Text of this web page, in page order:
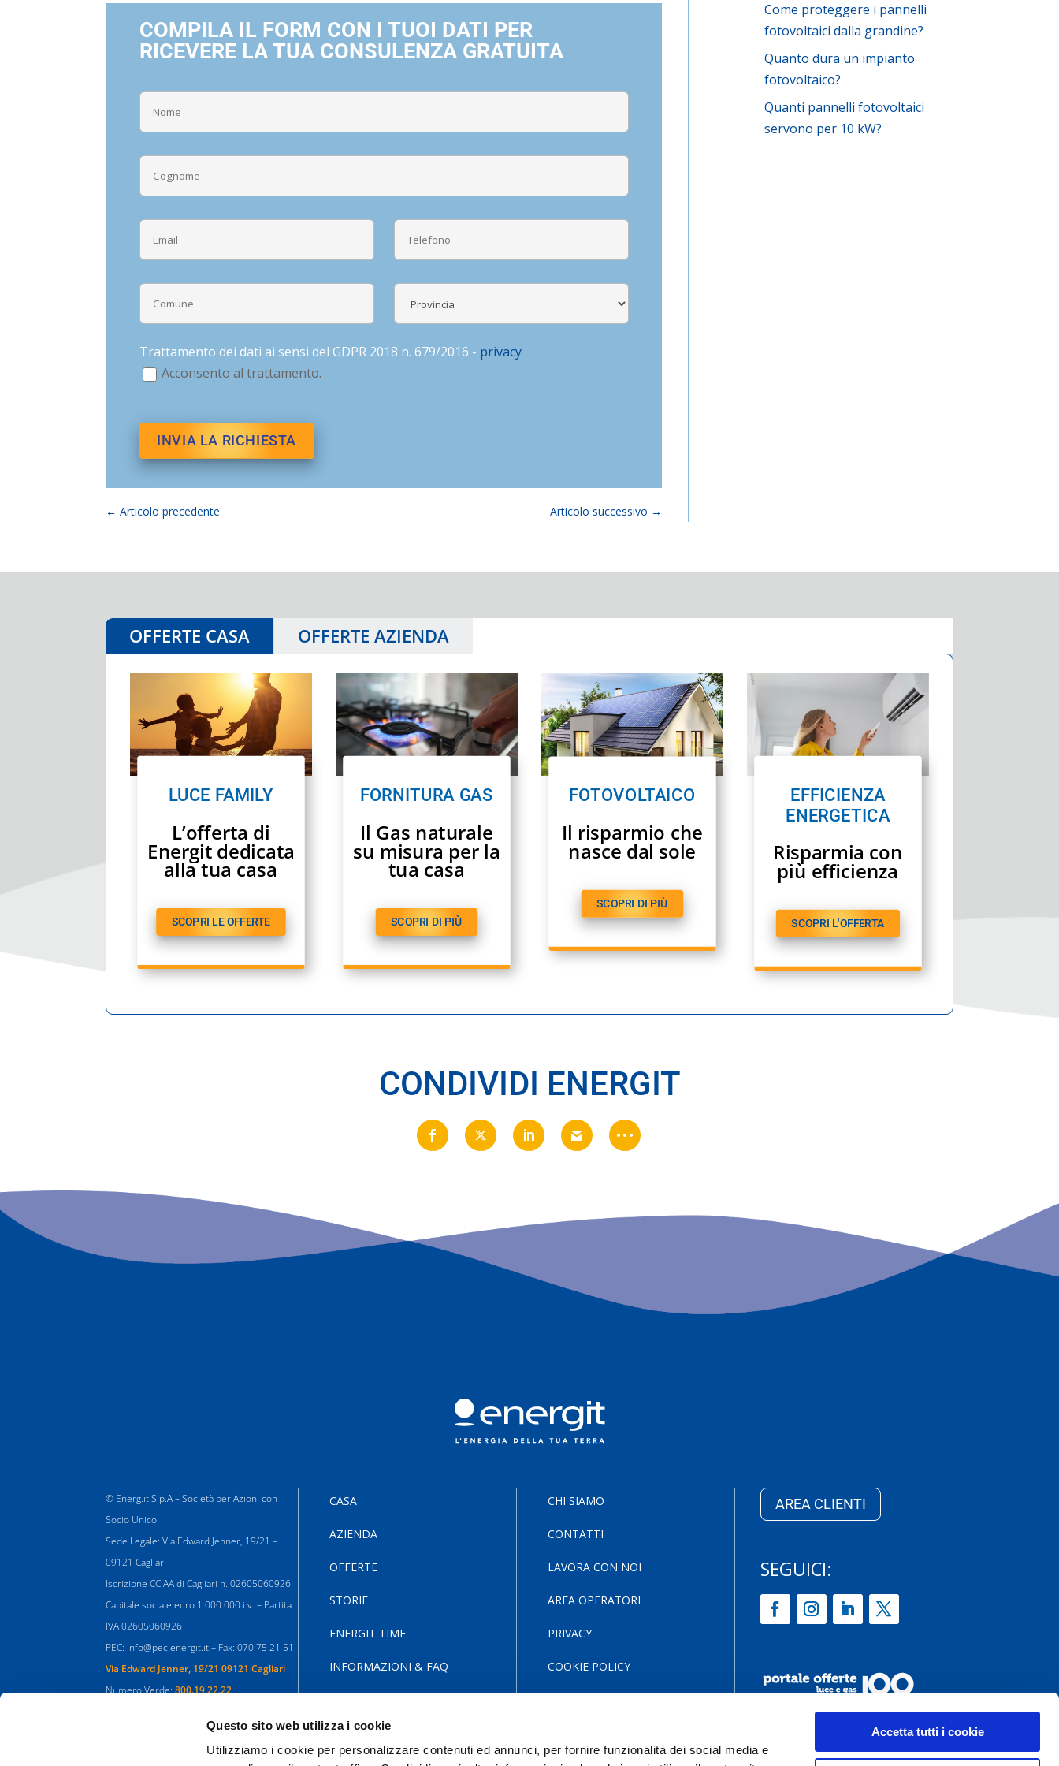
Questo sito web utilizza i cookie
Utilizziamo i cookie per personalizzare contenuti ed annunci, per fornire funzionalità dei social media e
Accetta tutti i cookie
COMPILA IL FORM CON I TUOI DATI PER
RICEVERE LA TUA CONSULENZA GRATUITA
Trattamento dei dati ai sensi del GDPR 2018 n. 679/2016 - privacy
Acconsento al trattamento.
←Articolo precedente Articolo successivo →
Come proteggere i pannelli
fotovoltaici dalla grandine?
Quanto dura un impianto
fotovoltaico?
Quanti pannelli fotovoltaici
servono per 10 kW?
OFFERTE CASA OFFERTE AZIENDA
LUCE FAMILY
L’offerta di
Energit dedicata
alla tua casa
SCOPRI LE OFFERTE
FORNITURA GAS
Il Gas naturale
su misura per la
tua casa
SCOPRI DI PIÙ
FOTOVOLTAICO
Il risparmio che
nasce dal sole
SCOPRI DI PIÙ
EFFICIENZA
ENERGETICA
Risparmia con
più efficienza
SCOPRI L'OFFERTA
CONDIVIDI ENERGIT
© Energ.it S.p.A – Società per Azioni con
Socio Unico.
Sede Legale: Via Edward Jenner, 19/21 –
09121 Cagliari
Iscrizione CCIAA di Cagliari n. 02605060926.
Capitale sociale euro 1.000.000 i.v. – Partita
IVA 02605060926
PEC: info@pec.energit.it – Fax: 070 75 21 51
Via Edward Jenner, 19/21 09121 Cagliari
Numero Verde:800.19.22.22
CASA
AZIENDA
OFFERTE
STORIE
ENERGIT TIME
INFORMAZIONI & FAQ
CHI SIAMO
CONTATTI
LAVORA CON NOI
AREA OPERATORI
PRIVACY
COOKIE POLICY
AREA CLIENTI
SEGUICI: